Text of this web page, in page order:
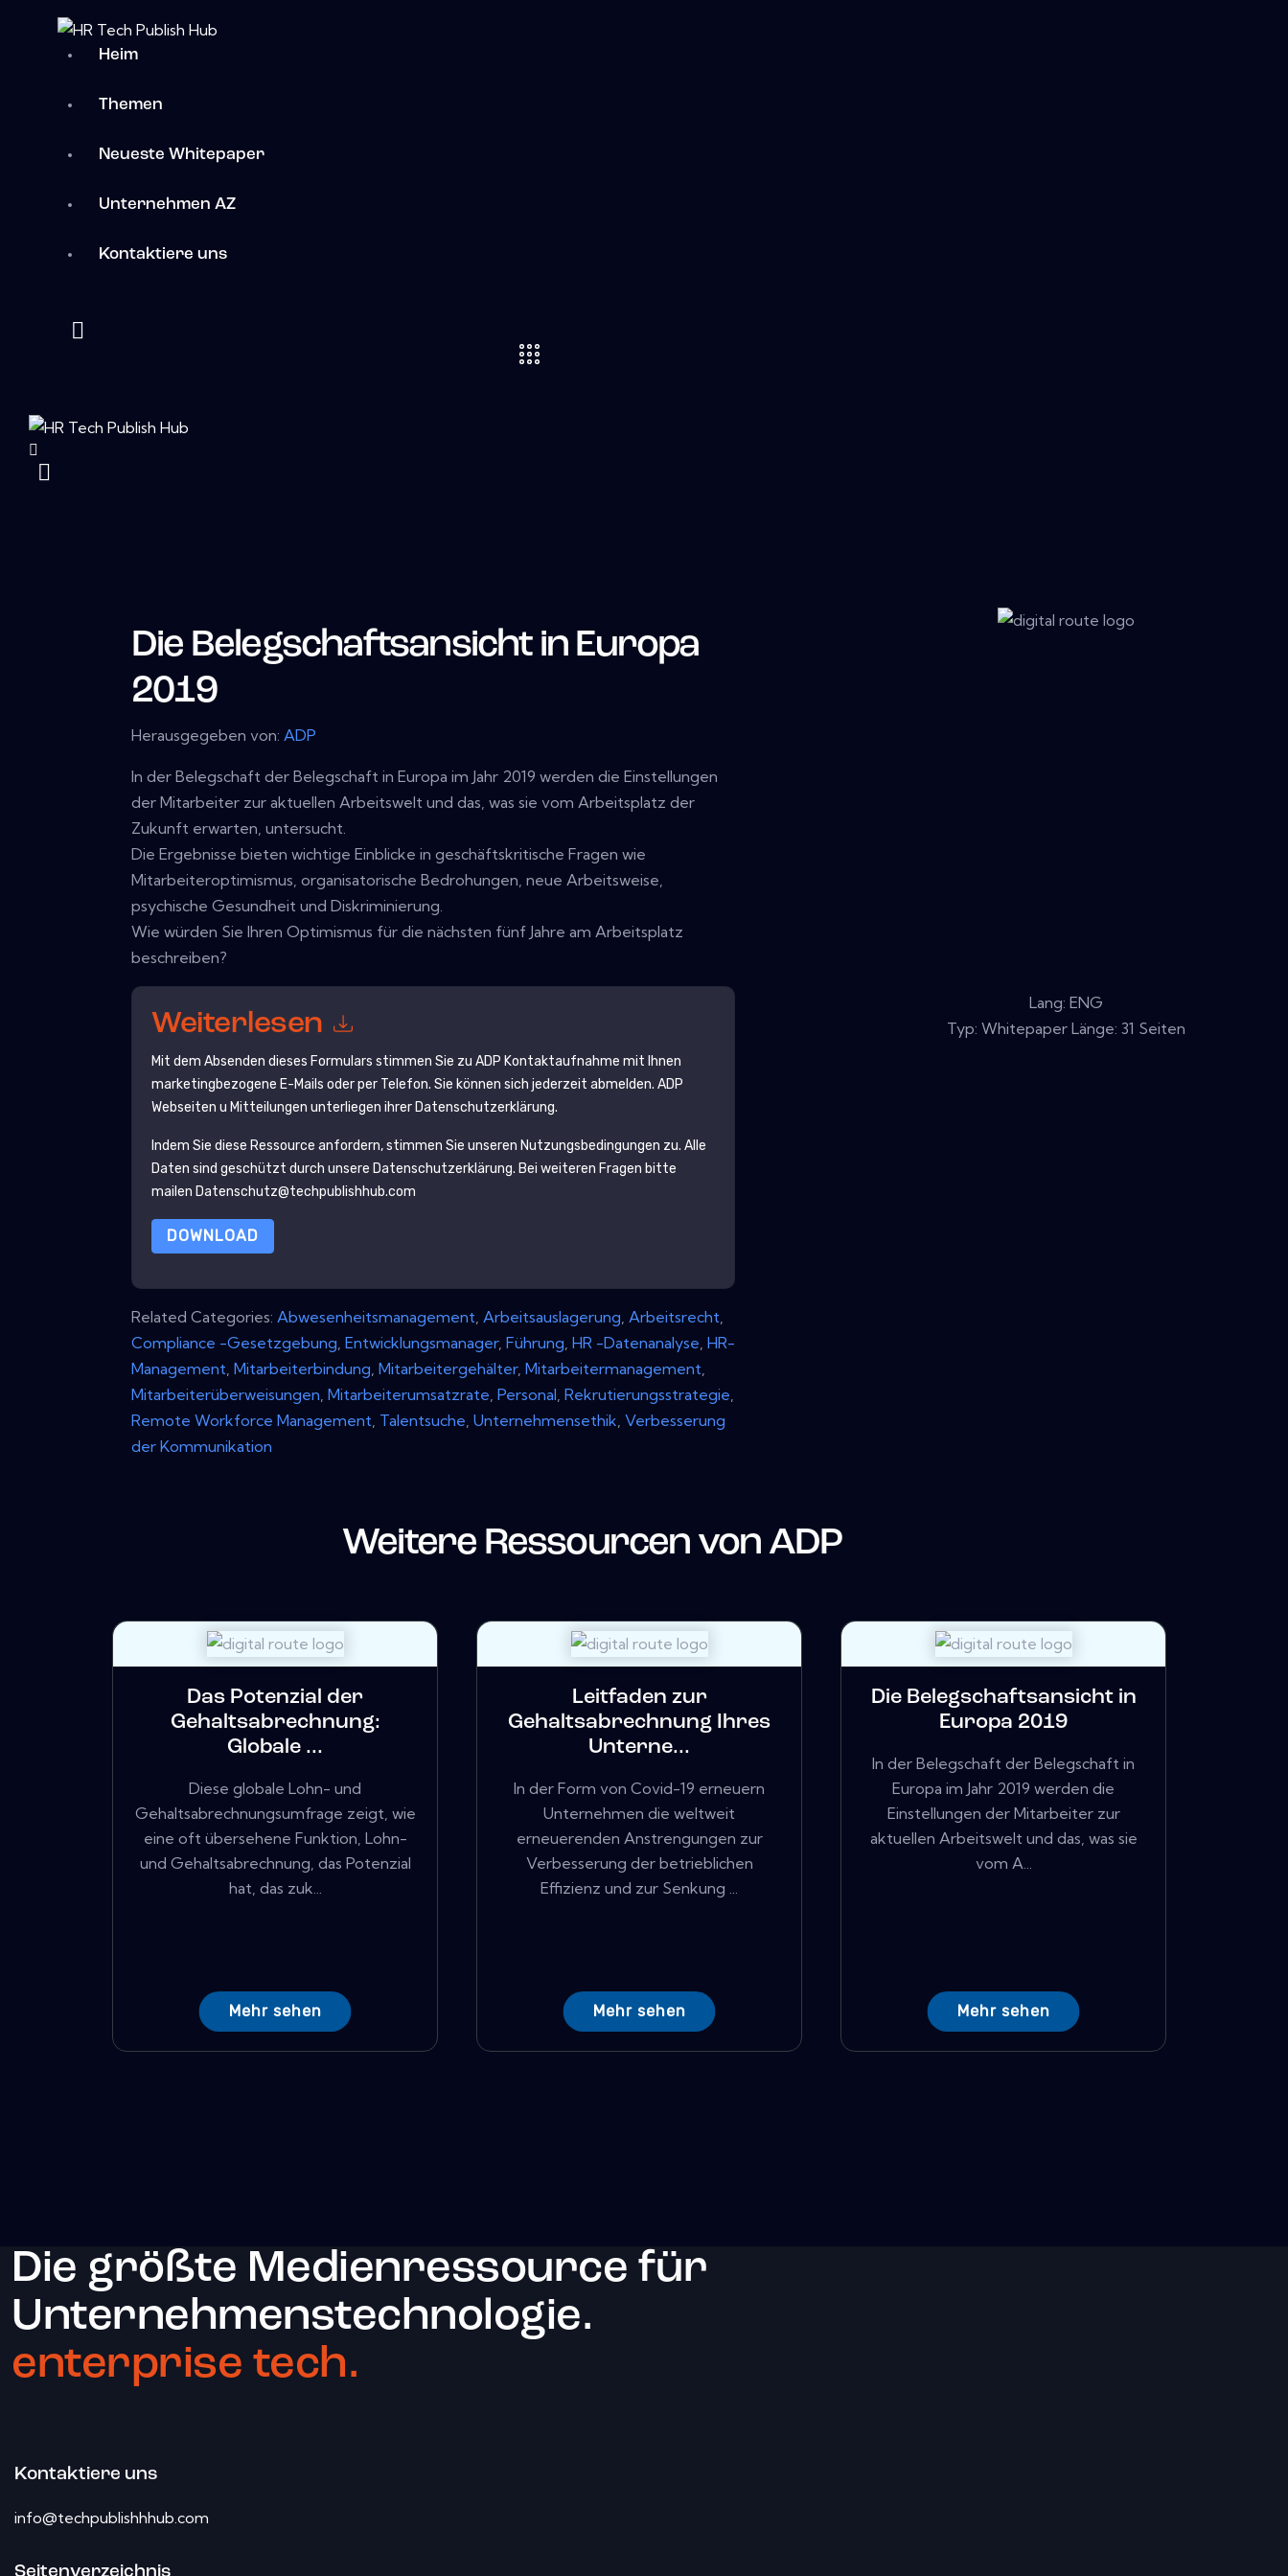
Heim
Themen
Neueste Whitepaper
Unternehmen AZ
Kontaktiere uns
Die Belegschaftsansicht in Europa
2019
Herausgegeben von: ADP
In der Belegschaft der Belegschaft in Europa im Jahr 2019 werden die Einstellungen
der Mitarbeiter zur aktuellen Arbeitswelt und das, was sie vom Arbeitsplatz der
Zukunft erwarten, untersucht.
Die Ergebnisse bieten wichtige Einblicke in geschäftskritische Fragen wie
Mitarbeiteroptimismus, organisatorische Bedrohungen, neue Arbeitsweise,
psychische Gesundheit und Diskriminierung.
Wie würden Sie Ihren Optimismus für die nächsten fünf Jahre am Arbeitsplatz
beschreiben?
Weiterlesen
Mit dem Absenden dieses Formulars stimmen Sie zu ADP Kontaktaufnahme mit Ihnen
marketingbezogene E-Mails oder per Telefon. Sie können sich jederzeit abmelden. ADP
Webseiten u Mitteilungen unterliegen ihrer Datenschutzerklärung.
Indem Sie diese Ressource anfordern, stimmen Sie unseren Nutzungsbedingungen zu. Alle
Daten sind geschützt durch unsere Datenschutzerklärung. Bei weiteren Fragen bitte
mailen Datenschutz@techpublishhub.com
DOWNLOAD
Related Categories: Abwesenheitsmanagement, Arbeitsauslagerung, Arbeitsrecht,
Compliance -Gesetzgebung, Entwicklungsmanager, Führung, HR -Datenanalyse, HR-
Management, Mitarbeiterbindung, Mitarbeitergehälter, Mitarbeitermanagement,
Mitarbeiterüberweisungen, Mitarbeiterumsatzrate, Personal, Rekrutierungsstrategie,
Remote Workforce Management, Talentsuche, Unternehmensethik, Verbesserung
der Kommunikation
Lang: ENG
Typ: Whitepaper Länge: 31 Seiten
Weitere Ressourcen von ADP
Das Potenzial der
Gehaltsabrechnung:
Globale ...
Diese globale Lohn- und
Gehaltsabrechnungsumfrage zeigt, wie
eine oft übersehene Funktion, Lohn-
und Gehaltsabrechnung, das Potenzial
hat, das zuk...
Mehr sehen
Leitfaden zur
Gehaltsabrechnung Ihres
Unterne...
In der Form von Covid-19 erneuern
Unternehmen die weltweit
erneuerenden Anstrengungen zur
Verbesserung der betrieblichen
Effizienz und zur Senkung ...
Mehr sehen
Die Belegschaftsansicht in
Europa 2019
In der Belegschaft der Belegschaft in
Europa im Jahr 2019 werden die
Einstellungen der Mitarbeiter zur
aktuellen Arbeitswelt und das, was sie
vom A...
Mehr sehen
Die größte Medienressource für
Unternehmenstechnologie.
enterprise tech.
Kontaktiere uns
info@techpublishhhub.com